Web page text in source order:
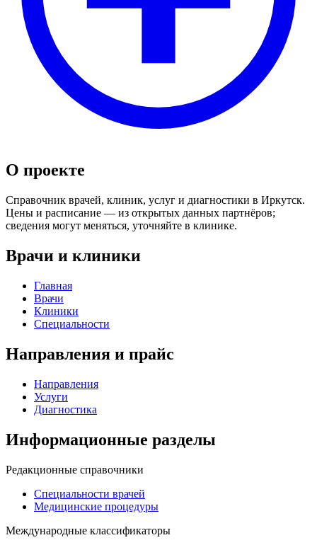
О проекте
Справочник врачей, клиник, услуг и диагностики в Иркутск.
Цены и расписание — из открытых данных партнёров;
сведения могут меняться, уточняйте в клинике.
Врачи и клиники
Главная
Врачи
Клиники
Специальности
Направления и прайс
Направления
Услуги
Диагностика
Информационные разделы
Редакционные справочники
Специальности врачей
Медицинские процедуры
Международные классификаторы